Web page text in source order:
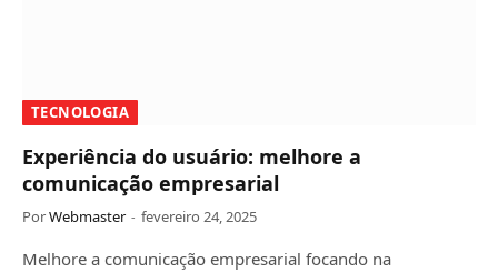
TECNOLOGIA
Experiência do usuário: melhore a
comunicação empresarial
PorWebmaster fevereiro 24, 2025
Melhore a comunicação empresarial focando na